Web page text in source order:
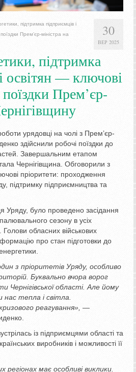
30
ВЕР 2025
підтримка підприємців і
Прем’єр-міністра на
підтримка
освітян — ключові
Прем’єр-
урядовці на чолі з Прем’єр-
здійснили робочі поїздки до
Завершальним етапом
Чернігівщина. Обговорили з
пріоритети: проходження
підтримку підприємництва та
Уряду, було проведено засідання
сезону в усіх
обласних військових
про стан підготовки до
з пріоритетів Уряду, особливо
Буквально вчора ворог
Чернігівської області. Але йому
тепла і світла.
реагування», —
із підприємцями області та
виробників і можливості її
регіонах має особливі виклики.